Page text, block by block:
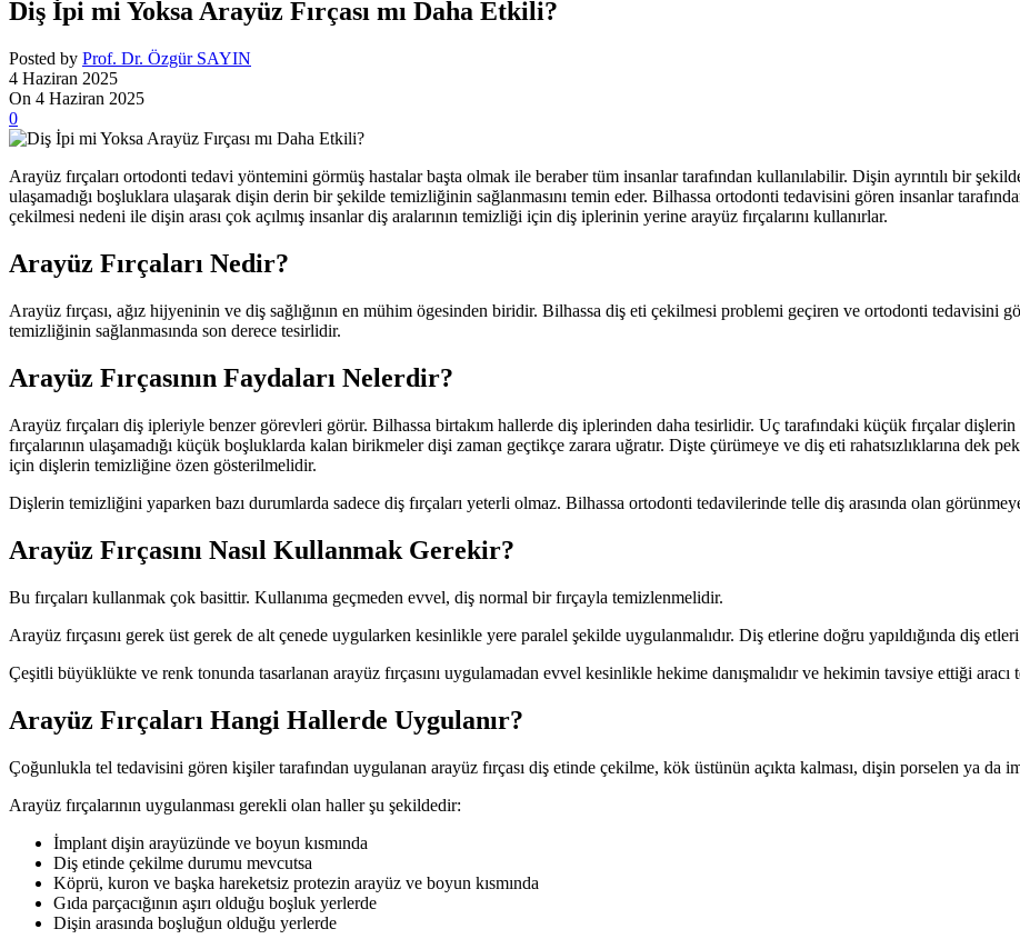
Diş İpi mi Yoksa Arayüz Fırçası mı Daha Etkili?
Posted by Prof. Dr. Özgür SAYIN
4 Haziran 2025
On 4 Haziran 2025
0
Arayüz fırçaları ortodonti tedavi yöntemini görmüş hastalar başta olmak ile beraber tüm insanlar tarafından kullanılabilir. Dişin ayrıntılı bir
ulaşamadığı boşluklara ulaşarak dişin derin bir şekilde temizliğinin sağlanmasını temin eder. Bilhassa ortodonti tedavisini gören insanlar
çekilmesi nedeni ile dişin arası çok açılmış insanlar diş aralarının temizliği için diş iplerinin yerine arayüz fırçalarını kullanırlar.
Arayüz Fırçaları Nedir?
Arayüz fırçası, ağız hijyeninin ve diş sağlığının en mühim ögesinden biridir. Bilhassa diş eti çekilmesi problemi geçiren ve ortodonti
temizliğinin sağlanmasında son derece tesirlidir.
Arayüz Fırçasının Faydaları Nelerdir?
Arayüz fırçaları diş ipleriyle benzer görevleri görür. Bilhassa birtakım hallerde diş iplerinden daha tesirlidir. Uç tarafındaki küçük fırçalar
fırçalarının ulaşamadığı küçük boşluklarda kalan birikmeler dişi zaman geçtikçe zarara uğratır. Dişte çürümeye ve diş eti rahatsızlıklarına dek
için dişlerin temizliğine özen gösterilmelidir.
Dişlerin temizliğini yaparken bazı durumlarda sadece diş fırçaları yeterli olmaz. Bilhassa ortodonti tedavilerinde telle diş arasında olan
Arayüz Fırçasını Nasıl Kullanmak Gerekir?
Bu fırçaları kullanmak çok basittir. Kullanıma geçmeden evvel, diş normal bir fırçayla temizlenmelidir.
Arayüz fırçasını gerek üst gerek de alt çenede uygularken kesinlikle yere paralel şekilde uygulanmalıdır. Diş etlerine doğru yapıldığında diş
Çeşitli büyüklükte ve renk tonunda tasarlanan arayüz fırçasını uygulamadan evvel kesinlikle hekime danışmalıdır ve hekimin tavsiye ettiği aracı
Arayüz Fırçaları Hangi Hallerde Uygulanır?
Çoğunlukla tel tedavisini gören kişiler tarafından uygulanan arayüz fırçası diş etinde çekilme, kök üstünün açıkta kalması, dişin porselen ya da
Arayüz fırçalarının uygulanması gerekli olan haller şu şekildedir:
İmplant dişin arayüzünde ve boyun kısmında
Diş etinde çekilme durumu mevcutsa
Köprü, kuron ve başka hareketsiz protezin arayüz ve boyun kısmında
Gıda parçacığının aşırı olduğu boşluk yerlerde
Dişin arasında boşluğun olduğu yerlerde